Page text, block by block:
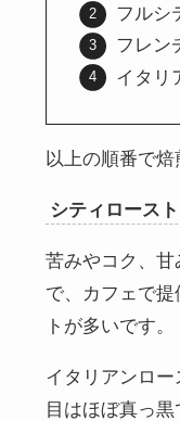
フルシ
フレン
イタリ
以上の順番で焙
シティロース
苦みやコク、
で、カフェで
トが多いです。
イタリアンロ
目はほぼ真っ黒